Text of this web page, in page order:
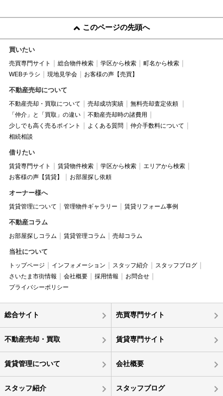
このページの先頭へ
買いたい
売買専門サイト 総合物件検索 学区から検索
町名から検索
WEBチラシ
現地見学会 お客様の声【売買】
不動産売却について
不動産売却・買取について 売却成功実績
無料売却査定依頼
「仲介」と「買取」の違い
不動産売却時の諸費用
少しでも高く売るポイント
よくある質問
仲介手数料について
相続相談
借りたい
賃貸専門サイト 賃貸物件検索 学区から検索
エリアから検索
お客様の声【賃貸】
お部屋探し依頼
オーナー様へ
賃貸管理について 管理物件ギャラリー 賃貸リフォーム事例
不動産コラム
お部屋探しコラム 賃貸管理コラム 売却コラム
当社について
トップページ インフォメーション スタッフ紹介
スタッフブログ
さいたま市街情報
会社概要 採用情報
お問合せ
プライバシーポリシー
総合サイト 売買専門サイト
不動産売却・買取 賃貸専門サイト
賃貸管理について 会社概要
スタッフ紹介 スタッフブログ